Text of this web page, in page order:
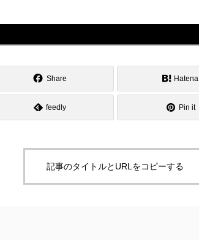
Share Hatena
feedly Pin it
記事のタイトルとURLをコピーする